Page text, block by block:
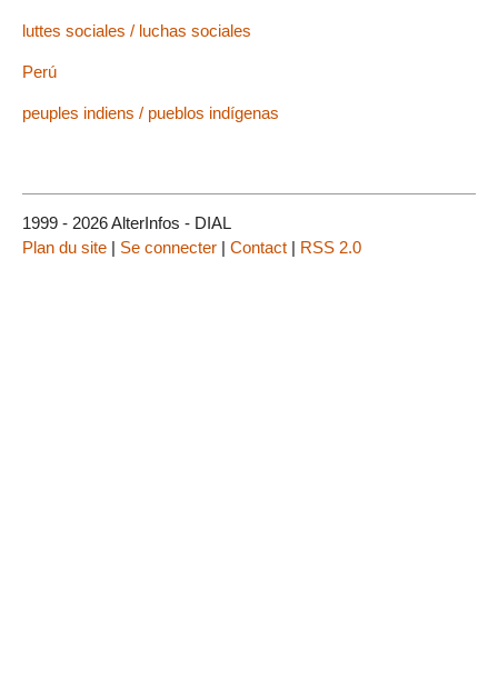
luttes sociales / luchas sociales
Perú
peuples indiens / pueblos indígenas
1999 - 2026 AlterInfos - DIAL
Plan du site | Se connecter | Contact | RSS 2.0